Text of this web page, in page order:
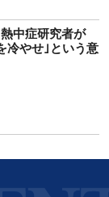
中症研究者が
冷やせ｣という意